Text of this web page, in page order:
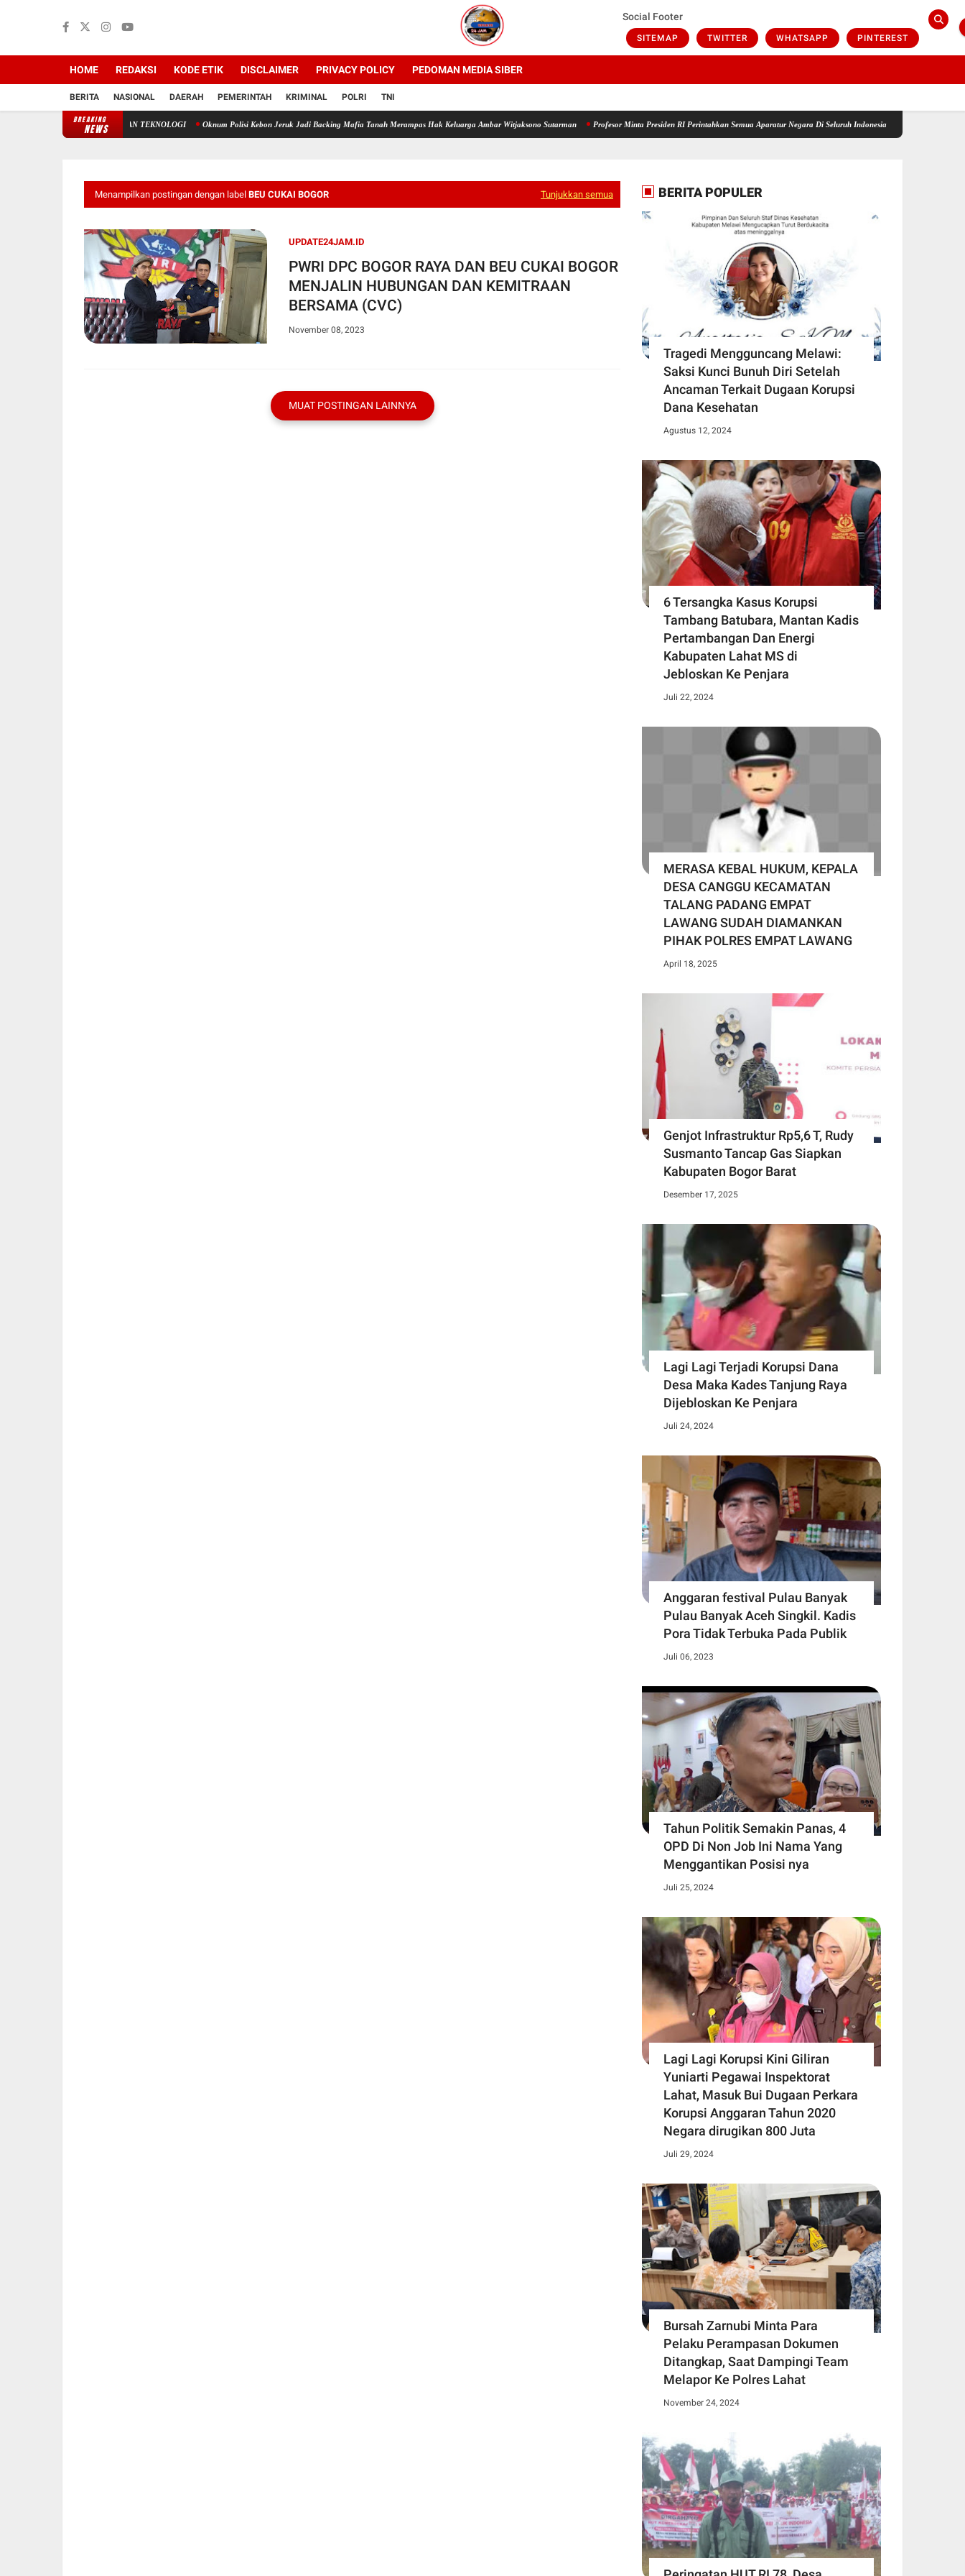
Social Footer
SITEMAP TWITTER WHATSAPP PINTEREST
HOME REDAKSI KODE ETIK DISCLAIMER PRIVACY POLICY PEDOMAN MEDIA SIBER
BERITA NASIONAL DAERAH PEMERINTAH KRIMINAL POLRI TNI
BREAKING
NEWS
TAKDIR ILAHI DAN TEKNOLOGI Oknum Polisi Kebon Jeruk Jadi Backing Mafia Tanah Merampas Hak Keluarga Ambar Witjaksono Sutarman Profesor Minta Presiden RI Perintahkan Semua Aparatur Negara Di Seluruh Indonesia Tertibkan bendera luntur kusam
Menampilkan postingan dengan label BEU CUKAI BOGOR Tunjukkan semua
UPDATE24JAM.ID
PWRI DPC BOGOR RAYA DAN BEU CUKAI BOGOR
MENJALIN HUBUNGAN DAN KEMITRAAN
BERSAMA (CVC)
November 08, 2023
MUAT POSTINGAN LAINNYA
BERITA POPULER
Tragedi Mengguncang Melawi:
Saksi Kunci Bunuh Diri Setelah
Ancaman Terkait Dugaan Korupsi
Dana Kesehatan
Agustus 12, 2024
6 Tersangka Kasus Korupsi
Tambang Batubara, Mantan Kadis
Pertambangan Dan Energi
Kabupaten Lahat MS di
Jebloskan Ke Penjara
Juli 22, 2024
MERASA KEBAL HUKUM, KEPALA
DESA CANGGU KECAMATAN
TALANG PADANG EMPAT
LAWANG SUDAH DIAMANKAN
PIHAK POLRES EMPAT LAWANG
April 18, 2025
Genjot Infrastruktur Rp5,6 T, Rudy
Susmanto Tancap Gas Siapkan
Kabupaten Bogor Barat
Desember 17, 2025
Lagi Lagi Terjadi Korupsi Dana
Desa Maka Kades Tanjung Raya
Dijebloskan Ke Penjara
Juli 24, 2024
Anggaran festival Pulau Banyak
Pulau Banyak Aceh Singkil. Kadis
Pora Tidak Terbuka Pada Publik
Juli 06, 2023
Tahun Politik Semakin Panas, 4
OPD Di Non Job Ini Nama Yang
Menggantikan Posisi nya
Juli 25, 2024
Lagi Lagi Korupsi Kini Giliran
Yuniarti Pegawai Inspektorat
Lahat, Masuk Bui Dugaan Perkara
Korupsi Anggaran Tahun 2020
Negara dirugikan 800 Juta
Juli 29, 2024
Bursah Zarnubi Minta Para
Pelaku Perampasan Dokumen
Ditangkap, Saat Dampingi Team
Melapor Ke Polres Lahat
November 24, 2024